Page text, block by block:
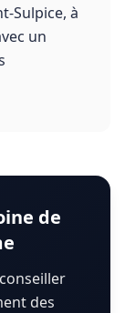
Sulpice, à
un
de
des